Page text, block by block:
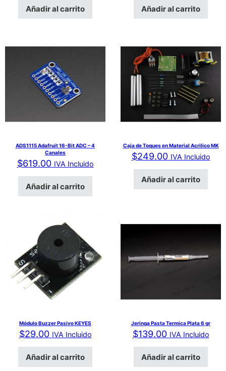
Añadir al carrito Añadir al carrito
ADS1115 Adafruit 16-Bit ADC – 4
Canales
$619.00 IVA Incluido
Añadir al carrito
Caja de Toques en Material Acrilico MK
$249.00 IVA Incluido
Añadir al carrito
Módulo Buzzer Pasivo KEYES
$29.00 IVA Incluido
Añadir al carrito
Jeringa Pasta Termica Plata 6 gr
$139.00 IVA Incluido
Añadir al carrito